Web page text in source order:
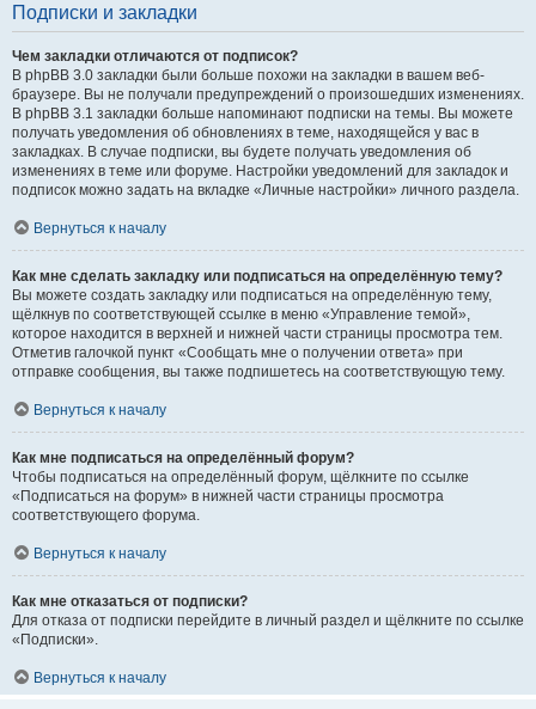
Подписки и закладки
Чем закладки отличаются от подписок?
В phpBB 3.0 закладки были больше похожи на закладки в вашем веб-
браузере. Вы не получали предупреждений о произошедших изменениях.
В phpBB 3.1 закладки больше напоминают подписки на темы. Вы можете
получать уведомления об обновлениях в теме, находящейся у вас в
закладках. В случае подписки, вы будете получать уведомления об
изменениях в теме или форуме. Настройки уведомлений для закладок и
подписок можно задать на вкладке «Личные настройки» личного раздела.
Вернуться к началу
Как мне сделать закладку или подписаться на определённую тему?
Вы можете создать закладку или подписаться на определённую тему,
щёлкнув по соответствующей ссылке в меню «Управление темой»,
которое находится в верхней и нижней части страницы просмотра тем.
Отметив галочкой пункт «Сообщать мне о получении ответа» при
отправке сообщения, вы также подпишетесь на соответствующую тему.
Вернуться к началу
Как мне подписаться на определённый форум?
Чтобы подписаться на определённый форум, щёлкните по ссылке
«Подписаться на форум» в нижней части страницы просмотра
соответствующего форума.
Вернуться к началу
Как мне отказаться от подписки?
Для отказа от подписки перейдите в личный раздел и щёлкните по ссылке
«Подписки».
Вернуться к началу